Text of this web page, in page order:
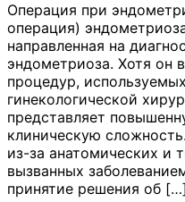
Операция при
операция)
направленная на
эндометриоза. Хотя он
процедур,
гинекологической
представляет
клиническую
из-за анатомических и
вызванных
принятие решения об […]